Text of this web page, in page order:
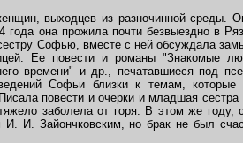
выходцев из разночинной среды.
она прожила почти безвыездно в
Софью, вместе с ней обсуждала
Ее повести и романы "Знакомые
времени" и др., печатавшиеся под
Софьи близки к темам,
повести и очерки и младшая
заболела от горя. В этом же году,
И. Зайончковским, но брак не был